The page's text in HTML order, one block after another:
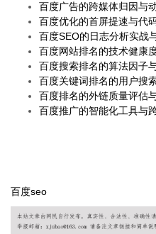
百度广告的跨媒体归因与
百度优化的首屏提速与代
百度SEO的日志分析实战
百度网站排名的技术健康
百度搜索排名的算法因子
百度关键词排名的用户搜
百度排名的外链质量评估
百度推广的智能化工具与
百度seo